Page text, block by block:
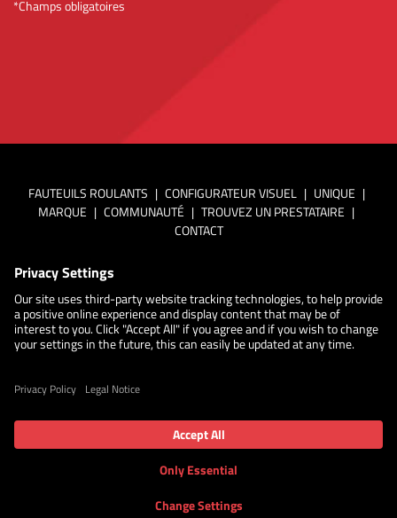
*Champs obligatoires
FAUTEUILS ROULANTS | CONFIGURATEUR VISUEL | UNIQUE |
MARQUE | COMMUNAUTÉ | TROUVEZ UN PRESTATAIRE |
CONTACT
En savoir plus sur la
d'accessibilité
Disclaimer
©2026 Küschall. Tous droits réservés.